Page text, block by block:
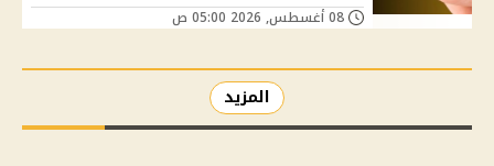
المزيد